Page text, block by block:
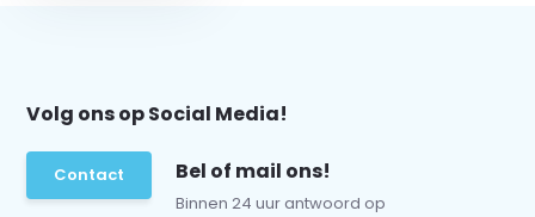
Volg ons op Social Media!
Contact Bel of mail ons!
Binnen 24 uur antwoord op